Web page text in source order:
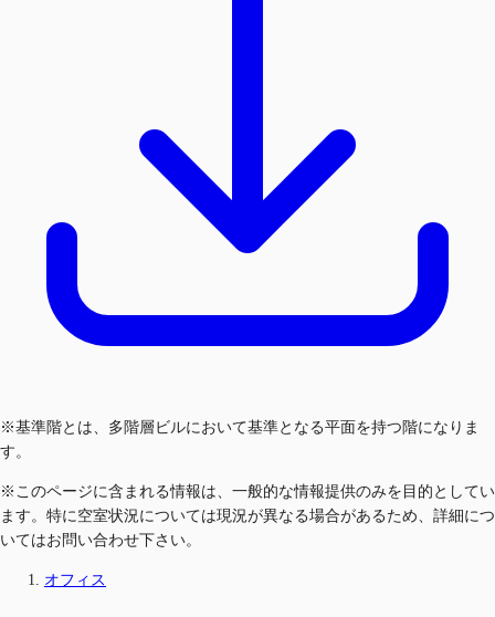
※基準階とは、多階層ビルにおいて基準となる平面を持つ階になりま
す。
※このページに含まれる情報は、一般的な情報提供のみを目的としてい
ます。特に空室状況については現況が異なる場合があるため、詳細につ
いてはお問い合わせ下さい。
オフィス